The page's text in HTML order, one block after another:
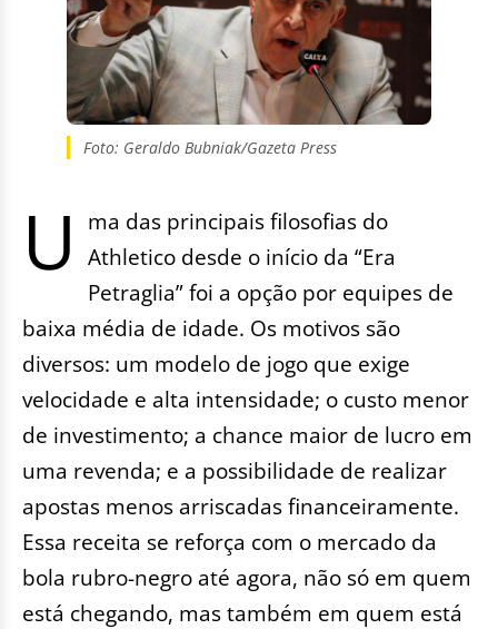
Foto: Geraldo Bubniak/Gazeta Press
U
ma das principais filosofias do
Athletico desde o início da “Era
Petraglia” foi a opção por equipes de
baixa média de idade. Os motivos são
diversos: um modelo de jogo que exige
velocidade e alta intensidade; o custo menor
de investimento; a chance maior de lucro em
uma revenda; e a possibilidade de realizar
apostas menos arriscadas financeiramente.
Essa receita se reforça com o mercado da
bola rubro-negro até agora, não só em quem
está chegando, mas também em quem está